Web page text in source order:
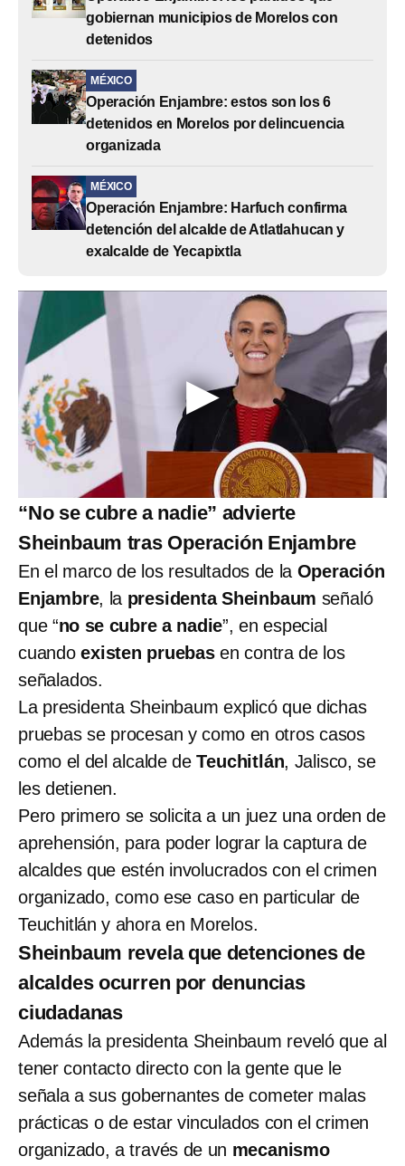
gobiernan municipios de Morelos con
detenidos
MÉXICO
Operación Enjambre: estos son los 6
detenidos en Morelos por delincuencia
organizada
MÉXICO
Operación Enjambre: Harfuch confirma
detención del alcalde de Atlatlahucan y
exalcalde de Yecapixtla
“No se cubre a nadie” advierte
Sheinbaum tras Operación Enjambre
En el marco de los resultados de la Operación
Enjambre, la presidenta Sheinbaum señaló
que “no se cubre a nadie”, en especial
cuandoexisten pruebasen contra de los
señalados.
La presidenta Sheinbaum explicó que dichas
pruebas se procesan y como en otros casos
como el del alcalde deTeuchitlán, Jalisco, se
les detienen.
Pero primero se solicita a un juez una orden de
aprehensión, para poder lograr la captura de
alcaldes que estén involucrados con el crimen
organizado, como ese caso en particular de
Teuchitlán y ahora en Morelos.
Sheinbaum revela que detenciones de
alcaldes ocurren por denuncias
ciudadanas
Además la presidenta Sheinbaum reveló que al
tener contacto directo con la gente que le
señala a sus gobernantes de cometer malas
prácticas o de estar vinculados con el crimen
organizado, a través de un mecanismo